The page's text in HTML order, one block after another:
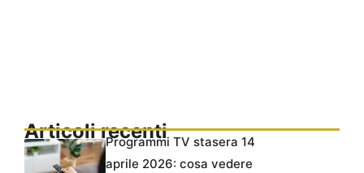
Articoli recentiProgrammi TV stasera 14
aprile 2026: cosa vedere